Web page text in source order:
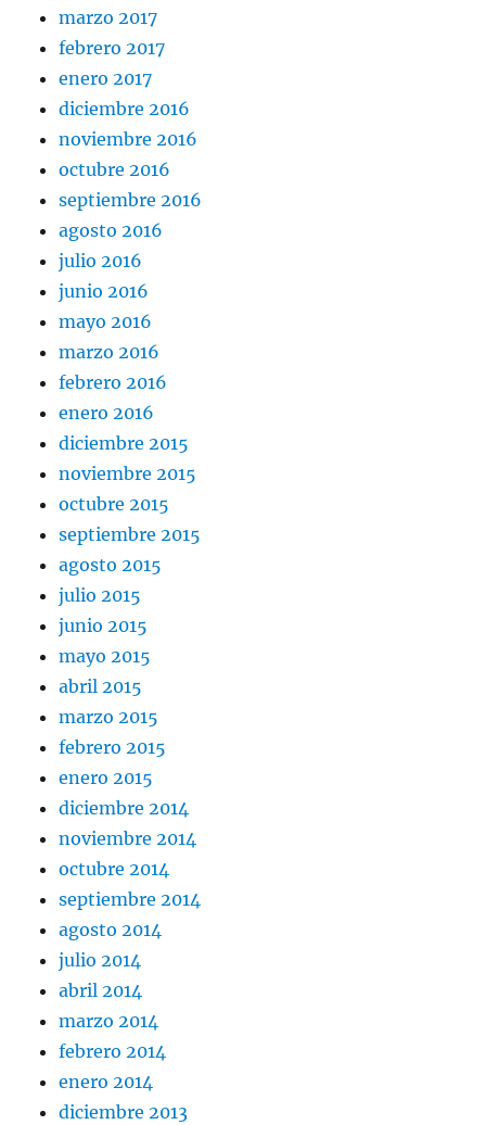
marzo 2017
febrero 2017
enero 2017
diciembre 2016
noviembre 2016
octubre 2016
septiembre 2016
agosto 2016
julio 2016
junio 2016
mayo 2016
marzo 2016
febrero 2016
enero 2016
diciembre 2015
noviembre 2015
octubre 2015
septiembre 2015
agosto 2015
julio 2015
junio 2015
mayo 2015
abril 2015
marzo 2015
febrero 2015
enero 2015
diciembre 2014
noviembre 2014
octubre 2014
septiembre 2014
agosto 2014
julio 2014
abril 2014
marzo 2014
febrero 2014
enero 2014
diciembre 2013